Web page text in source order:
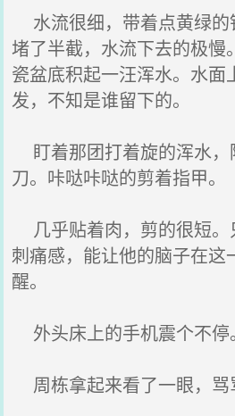
水流很细，带着点黄绿的
堵了半截，水流下去的极慢
瓷盆底积起一汪浑水。水面
发，不知是谁留下的。
盯着那团打着旋的浑水，
刀。咔哒咔哒的剪着指甲。
几乎贴着肉，剪的很短。
刺痛感，能让他的脑子在这
醒。
外头床上的手机震个不停。
周栋拿起来看了一眼，骂